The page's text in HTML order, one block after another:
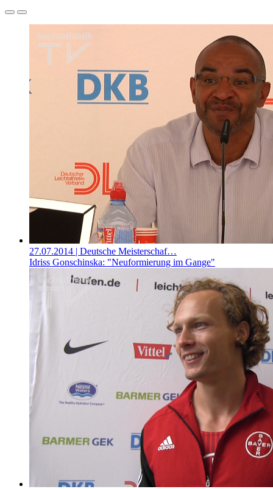
27.07.2014 | Deutsche Meisterschaf…
Idriss Gonschinska: "Neuformierung im Gange"